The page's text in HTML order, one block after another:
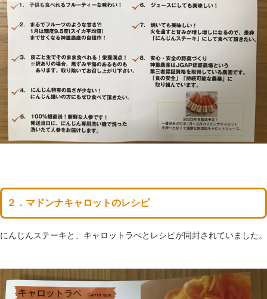
２．マドンナキャロットのレシピ
にんじんステーキと、キャロットラぺとレシピが同封されていました。